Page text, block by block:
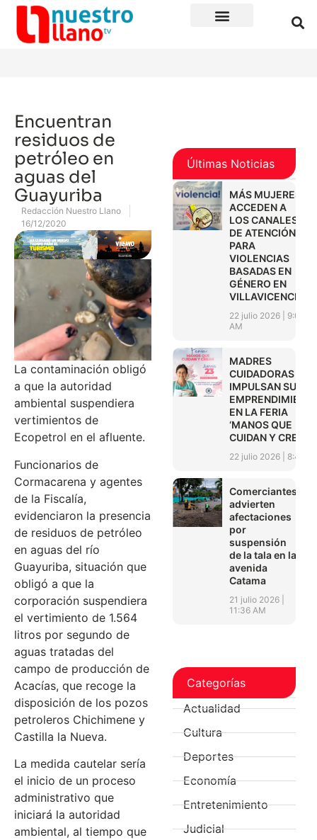
Encuentran
residuos de
petróleo en
aguas del
Guayuriba
Redacción Nuestro Llano
16/12/2020
La contaminación obligó
a que la autoridad
ambiental suspendiera
vertimientos de
Ecopetrol en el afluente.
Funcionarios de
Cormacarena y agentes
de la Fiscalía,
evidenciaron la presencia
de residuos de petróleo
en aguas del río
Guayuriba, situación que
obligó a que la
corporación suspendiera
el vertimiento de 1.564
litros por segundo de
aguas tratadas del
campo de producción de
Acacías, que recoge la
disposición de los pozos
petroleros Chichimene y
Castilla la Nueva.
La medida cautelar sería
el inicio de un proceso
administrativo que
iniciará la autoridad
ambiental, al tiempo que
Últimas Noticias
MÁS MUJERES
ACCEDEN A
LOS CANALES
DE ATENCIÓN
PARA
VIOLENCIAS
BASADAS EN
GÉNERO EN
VILLAVICENCIO
22 julio 2026
9:01
AM
MADRES
CUIDADORAS
IMPULSAN SUS
EN LA FERIA
‘MANOS QUE
CUIDAN Y CREAN’
22 julio 2026 8:45
Comerciantes
advierten
afectaciones
por
suspensión
de la tala en la
avenida
Catama
21 julio 2026
11:36 AM
Categorías
Actualidad
Cultura
Deportes
Economía
Entretenimiento
Judicial